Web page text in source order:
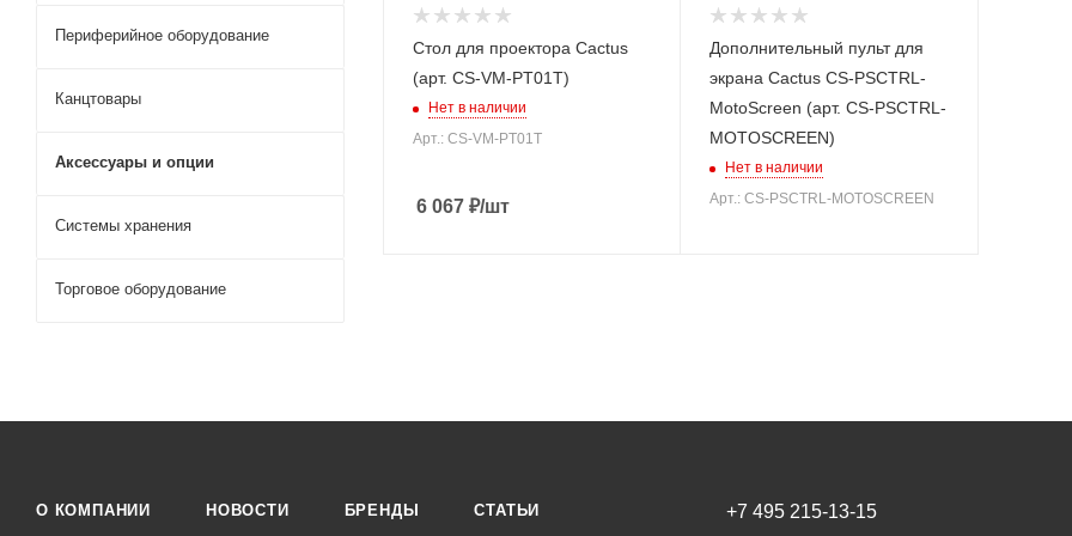
Стол для проектора Cactus
(арт. CS-VM-PT01T)
Нет в наличии
Арт.: CS-VM-PT01T
6 067 ₽/шт
Дополнительный пульт для
экрана Cactus CS-PSCTRL-
MotoScreen (арт. CS-PSCTRL-
MOTOSCREEN)
Нет в наличии
Арт.: CS-PSCTRL-MOTOSCREEN
Периферийное оборудование
Канцтовары
Аксессуары и опции
Системы хранения
Торговое оборудование
О КОМПАНИИ НОВОСТИ БРЕНДЫ СТАТЬИ +7 495 215-13-15